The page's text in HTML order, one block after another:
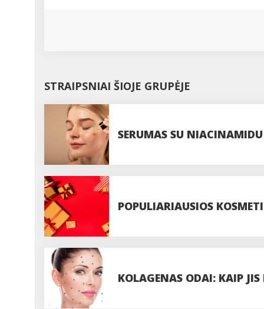
STRAIPSNIAI ŠIOJE GRUPĖJE
SERUMAS SU
POPULIARIAUSIOS
KOLAGENAS ODAI: KAIP